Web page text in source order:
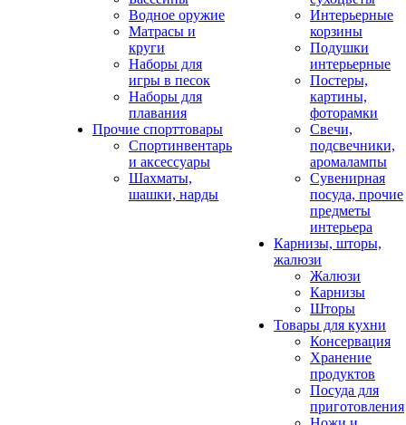
Водное оружие
Матрасы и
круги
Наборы для
игры в песок
Наборы для
плавания
Прочие спорттовары
Спортинвентарь
и аксессуары
Шахматы,
шашки, нарды
Интерьерные
корзины
Подушки
интерьерные
Постеры,
картины,
фоторамки
Свечи,
подсвечники,
аромалампы
Сувенирная
посуда, прочие
предметы
интерьера
Карнизы, шторы,
жалюзи
Жалюзи
Карнизы
Шторы
Товары для кухни
Консервация
Хранение
продуктов
Посуда для
приготовления